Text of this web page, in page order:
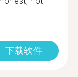
下载软件